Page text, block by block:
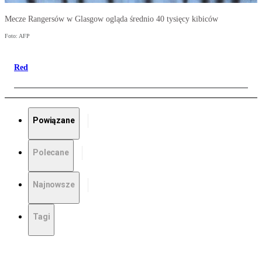
Mecze Rangersów w Glasgow ogląda średnio 40 tysięcy kibiców
Foto: AFP
Red
Powiązane
Polecane
Najnowsze
Tagi